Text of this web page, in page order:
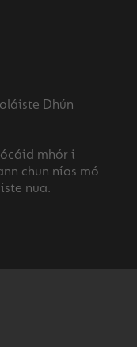
Dhún
mhór i
chun níos mó